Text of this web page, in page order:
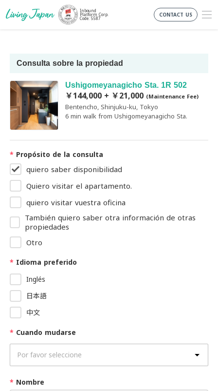
Inbound
Platform Corp.
Code: 5587
CONTACT US
Consulta sobre la propiedad
Ushigomeyanagicho Sta. 1R 502
￥144,000 + ￥21,000 (Maintenance Fee)
Bentencho, Shinjuku-ku, Tokyo
6 min walk from Ushigomeyanagicho Sta.
* Propósito de la consulta
quiero saber disponibilidad
Quiero visitar el apartamento.
quiero visitar vuestra oficina
También quiero saber otra información de otras
propiedades
Otro
* Idioma preferido
Inglés
日本語
中文
* Cuando mudarse
* Nombre